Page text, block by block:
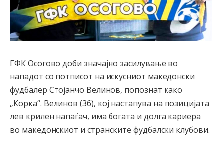
ГФК Осогово доби значајно засилување во
нападот со потписот на искусниот македонски
фудбалер Стојанчо Велинов, попознат како
„Корка“. Велинов (36), кој настапува на позицијата
лев крилен напаѓач, има богата и долга кариера
во македонскиот и странските фудбалски клубови.